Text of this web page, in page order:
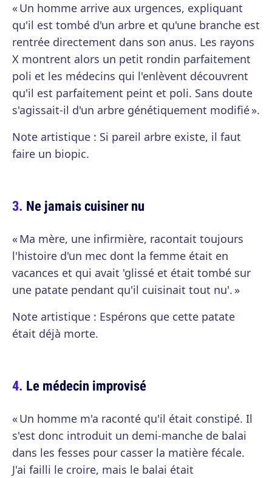
« Un homme arrive aux urgences, expliquant
qu'il est tombé d'un arbre et qu'une branche est
rentrée directement dans son anus. Les rayons
X montrent alors un petit rondin parfaitement
poli et les médecins qui l'enlèvent découvrent
qu'il est parfaitement peint et poli. Sans doute
s'agissait-il d'un arbre génétiquement modifié ».
Note artistique : Si pareil arbre existe, il faut
faire un biopic.
Ne jamais cuisiner nu
« Ma mère, une infirmière, racontait toujours
l'histoire d'un mec dont la femme était en
vacances et qui avait 'glissé et était tombé sur
une patate pendant qu'il cuisinait tout nu'. »
Note artistique : Espérons que cette patate
était déjà morte.
Le médecin improvisé
« Un homme m'a raconté qu'il était constipé. Il
s'est donc introduit un demi-manche de balai
dans les fesses pour casser la matière fécale.
J'ai failli le croire, mais le balai était